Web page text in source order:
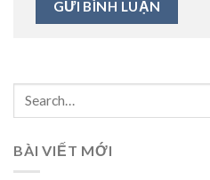
BÀI VIẾT MỚI